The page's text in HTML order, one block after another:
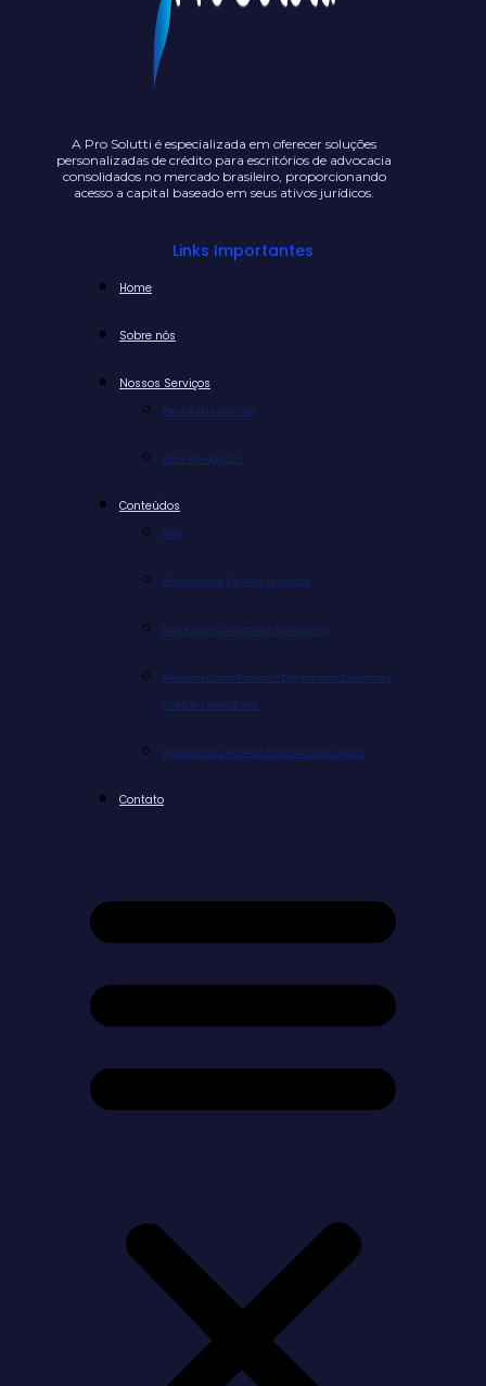
A Pro Solutti é especializada em oferecer soluções
personalizadas de crédito para escritórios de advocacia
consolidados no mercado brasileiro, proporcionando
acesso a capital baseado em seus ativos jurídicos.
Links Importantes
Home
Sobre nós
Nossos Serviços
Para Reclamantes
Para Advogados
Conteúdos
Blog
Glossário de Termos Jurídicos
Modelo de Contrato de Honorários
Webinar Como Faturar 7 Dígitos com Cessão de
Crédito Trabalhista
Masterclass Pare de Fazer Acordos Ruins
Contato